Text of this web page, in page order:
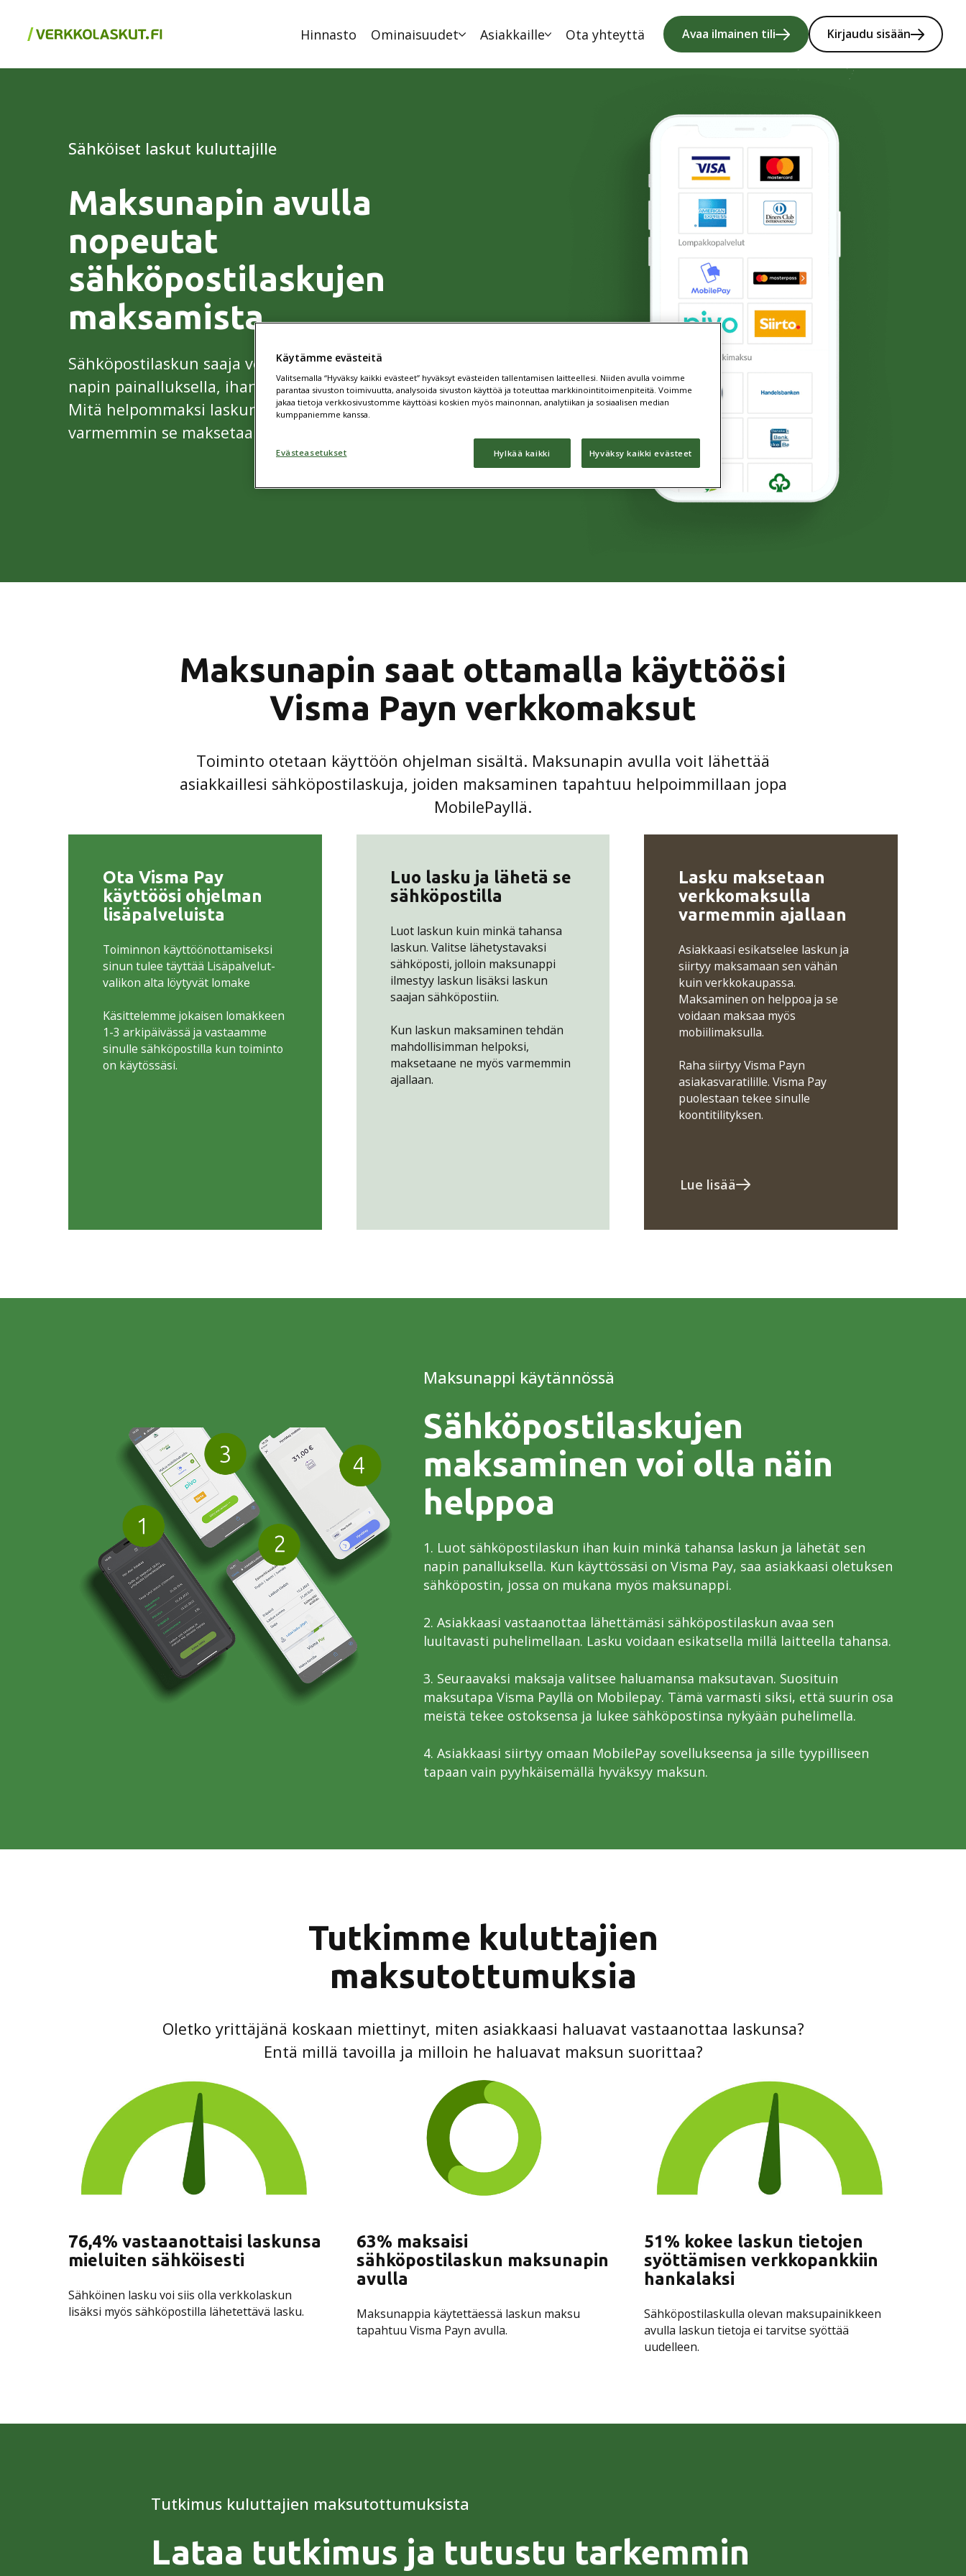
Hinnasto Ominaisuudet Asiakkaille Ota yhteyttä Avaa ilmainen tili Kirjaudu sisään
Sähköiset laskut kuluttajille
Maksunapin avulla
nopeutat
sähköpostilaskujen
maksamista
Sähköpostilaskun saaja voi maksaa laskun helposti
napin painalluksella, ihan niin kuin verkkokaupassa.
Mitä helpommaksi laskun maksaminen tehdään, sitä
varmemmin se maksetaan ajallaan.
Maksunapin saat ottamalla käyttöösi
Visma Payn verkkomaksut
Toiminto otetaan käyttöön ohjelman sisältä. Maksunapin avulla voit lähettää
asiakkaillesi sähköpostilaskuja, joiden maksaminen tapahtuu helpoimmillaan jopa
MobilePayllä.
Ota Visma Pay
käyttöösi ohjelman
lisäpalveluista
Toiminnon käyttöönottamiseksi
sinun tulee täyttää Lisäpalvelut-
valikon alta löytyvät lomake
Käsittelemme jokaisen lomakkeen
1-3 arkipäivässä ja vastaamme
sinulle sähköpostilla kun toiminto
on käytössäsi.
Luo lasku ja lähetä se
sähköpostilla
Luot laskun kuin minkä tahansa
laskun. Valitse lähetystavaksi
sähköposti, jolloin maksunappi
ilmestyy laskun lisäksi laskun
saajan sähköpostiin.
Kun laskun maksaminen tehdän
mahdollisimman helpoksi,
maksetaane ne myös varmemmin
ajallaan.
Lasku maksetaan
verkkomaksulla
varmemmin ajallaan
Asiakkaasi esikatselee laskun ja
siirtyy maksamaan sen vähän
kuin verkkokaupassa.
Maksaminen on helppoa ja se
voidaan maksaa myös
mobiilimaksulla.
Raha siirtyy Visma Payn
asiakasvaratilille. Visma Pay
puolestaan tekee sinulle
koontitilityksen.
Lue lisää
Maksunappi käytännössä
Sähköpostilaskujen
maksaminen voi olla näin
helppoa
1. Luot sähköpostilaskun ihan kuin minkä tahansa laskun ja lähetät sen
napin panalluksella. Kun käyttössäsi on Visma Pay, saa asiakkaasi oletuksen
sähköpostin, jossa on mukana myös maksunappi.
2. Asiakkaasi vastaanottaa lähettämäsi sähköpostilaskun avaa sen
luultavasti puhelimellaan. Lasku voidaan esikatsella millä laitteella tahansa.
3. Seuraavaksi maksaja valitsee haluamansa maksutavan. Suosituin
maksutapa Visma Payllä on Mobilepay. Tämä varmasti siksi, että suurin osa
meistä tekee ostoksensa ja lukee sähköpostinsa nykyään puhelimella.
4. Asiakkaasi siirtyy omaan MobilePay sovellukseensa ja sille tyypilliseen
tapaan vain pyyhkäisemällä hyväksyy maksun.
Tutkimme kuluttajien
maksutottumuksia
Oletko yrittäjänä koskaan miettinyt, miten asiakkaasi haluavat vastaanottaa laskunsa?
Entä millä tavoilla ja milloin he haluavat maksun suorittaa?
76,4% vastaanottaisi laskunsa
mieluiten sähköisesti
Sähköinen lasku voi siis olla verkkolaskun
lisäksi myös sähköpostilla lähetettävä lasku.
63% maksaisi
sähköpostilaskun maksunapin
avulla
Maksunappia käytettäessä laskun maksu
tapahtuu Visma Payn avulla.
51% kokee laskun tietojen
syöttämisen verkkopankkiin
hankalaksi
Sähköpostilaskulla olevan maksupainikkeen
avulla laskun tietoja ei tarvitse syöttää
uudelleen.
Tutkimus kuluttajien maksutottumuksista
Lataa tutkimus ja tutustu tarkemmin
Käytämme evästeitä
Valitsemalla “Hyväksy kaikki evästeet” hyväksyt evästeiden tallentamisen laitteellesi. Niiden avulla voimme
parantaa sivuston toimivuutta, analysoida sivuston käyttöä ja toteuttaa markkinointitoimenpiteitä. Voimme
jakaa tietoja verkkosivustomme käyttöäsi koskien myös mainonnan, analytiikan ja sosiaalisen median
kumppaniemme kanssa.
Evästeasetukset Hylkää kaikki Hyväksy kaikki evästeet